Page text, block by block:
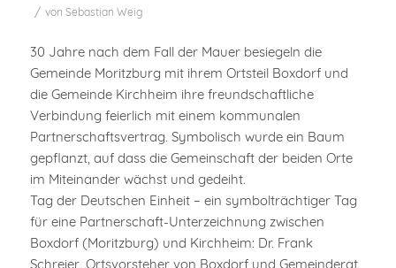
/ von Sebastian Weig
30 Jahre nach dem Fall der Mauer besiegeln die
Gemeinde Moritzburg mit ihrem Ortsteil Boxdorf und
die Gemeinde Kirchheim ihre freundschaftliche
Verbindung feierlich mit einem kommunalen
Partnerschaftsvertrag. Symbolisch wurde ein Baum
gepflanzt, auf dass die Gemeinschaft der beiden Orte
im Miteinander wächst und gedeiht.
Tag der Deutschen Einheit – ein symbolträchtiger Tag
für eine Partnerschaft-Unterzeichnung zwischen
Boxdorf (Moritzburg) und Kirchheim: Dr. Frank
Schreier, Ortsvorsteher von Boxdorf und Gemeinderat